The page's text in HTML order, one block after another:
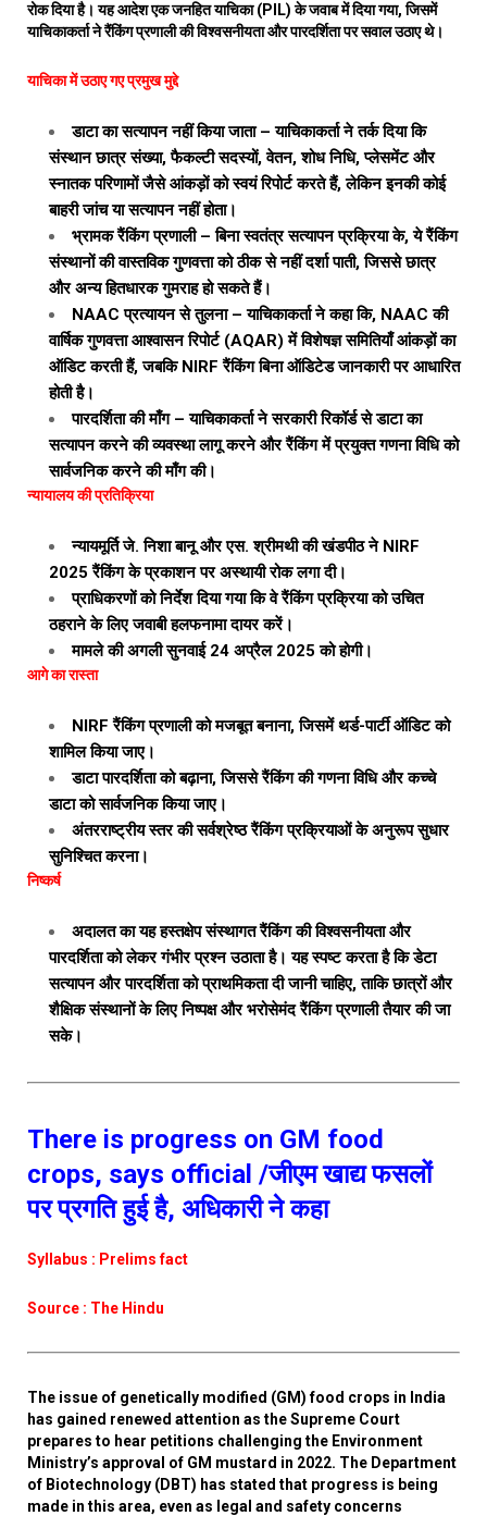
रोक दिया है। यह आदेश एक जनहित याचिका (PIL) के जवाब में दिया गया, जिसमें
याचिकाकर्ता ने रैंकिंग प्रणाली की विश्वसनीयता और पारदर्शिता पर सवाल उठाए थे।
याचिका में उठाए गए प्रमुख मुद्दे
डाटा का सत्यापन नहीं किया जाता – याचिकाकर्ता ने तर्क दिया कि
संस्थान छात्र संख्या, फैकल्टी सदस्यों, वेतन, शोध निधि, प्लेसमेंट और
स्नातक परिणामों जैसे आंकड़ों को स्वयं रिपोर्ट करते हैं, लेकिन इनकी कोई
बाहरी जांच या सत्यापन नहीं होता।
भ्रामक रैंकिंग प्रणाली – बिना स्वतंत्र सत्यापन प्रक्रिया के, ये रैंकिंग
संस्थानों की वास्तविक गुणवत्ता को ठीक से नहीं दर्शा पाती, जिससे छात्र
और अन्य हितधारक गुमराह हो सकते हैं।
NAAC प्रत्यायन से तुलना – याचिकाकर्ता ने कहा कि, NAAC की
वार्षिक गुणवत्ता आश्वासन रिपोर्ट (AQAR) में विशेषज्ञ समितियाँ आंकड़ों का
ऑडिट करती हैं, जबकि NIRF रैंकिंग बिना ऑडिटेड जानकारी पर आधारित
होती है।
पारदर्शिता की माँग – याचिकाकर्ता ने सरकारी रिकॉर्ड से डाटा का
सत्यापन करने की व्यवस्था लागू करने और रैंकिंग में प्रयुक्त गणना विधि को
सार्वजनिक करने की माँग की।
न्यायालय की प्रतिक्रिया
न्यायमूर्ति जे. निशा बानू और एस. श्रीमथी की खंडपीठ ने NIRF
2025 रैंकिंग के प्रकाशन पर अस्थायी रोक लगा दी।
प्राधिकरणों को निर्देश दिया गया कि वे रैंकिंग प्रक्रिया को उचित
ठहराने के लिए जवाबी हलफनामा दायर करें।
मामले की अगली सुनवाई 24 अप्रैल 2025 को होगी।
आगे का रास्ता
NIRF रैंकिंग प्रणाली को मजबूत बनाना, जिसमें थर्ड-पार्टी ऑडिट को
शामिल किया जाए।
डाटा पारदर्शिता को बढ़ाना, जिससे रैंकिंग की गणना विधि और कच्चे
डाटा को सार्वजनिक किया जाए।
अंतरराष्ट्रीय स्तर की सर्वश्रेष्ठ रैंकिंग प्रक्रियाओं के अनुरूप सुधार
सुनिश्चित करना।
निष्कर्ष
अदालत का यह हस्तक्षेप संस्थागत रैंकिंग की विश्वसनीयता और
पारदर्शिता को लेकर गंभीर प्रश्न उठाता है। यह स्पष्ट करता है कि डेटा
सत्यापन और पारदर्शिता को प्राथमिकता दी जानी चाहिए, ताकि छात्रों और
शैक्षिक संस्थानों के लिए निष्पक्ष और भरोसेमंद रैंकिंग प्रणाली तैयार की जा
सके।
There is progress on GM food
crops, says official /जीएम खाद्य फसलों
पर प्रगति हुई है, अधिकारी ने कहा
Syllabus : Prelims fact
Source : The Hindu
The issue of genetically modified (GM) food crops in India
has gained renewed attention as the Supreme Court
prepares to hear petitions challenging the Environment
Ministry’s approval of GM mustard in 2022. The Department
of Biotechnology (DBT) has stated that progress is being
made in this area, even as legal and safety concerns